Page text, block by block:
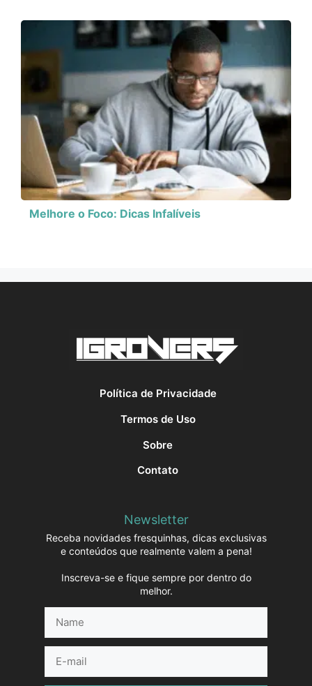
Melhore o Foco: Dicas Infalíveis
Política de Privacidade
Termos de Uso
Sobre
Contato
Newsletter
Receba novidades fresquinhas, dicas exclusivas
e conteúdos que realmente valem a pena!
Inscreva-se e fique sempre por dentro do
melhor.
mail